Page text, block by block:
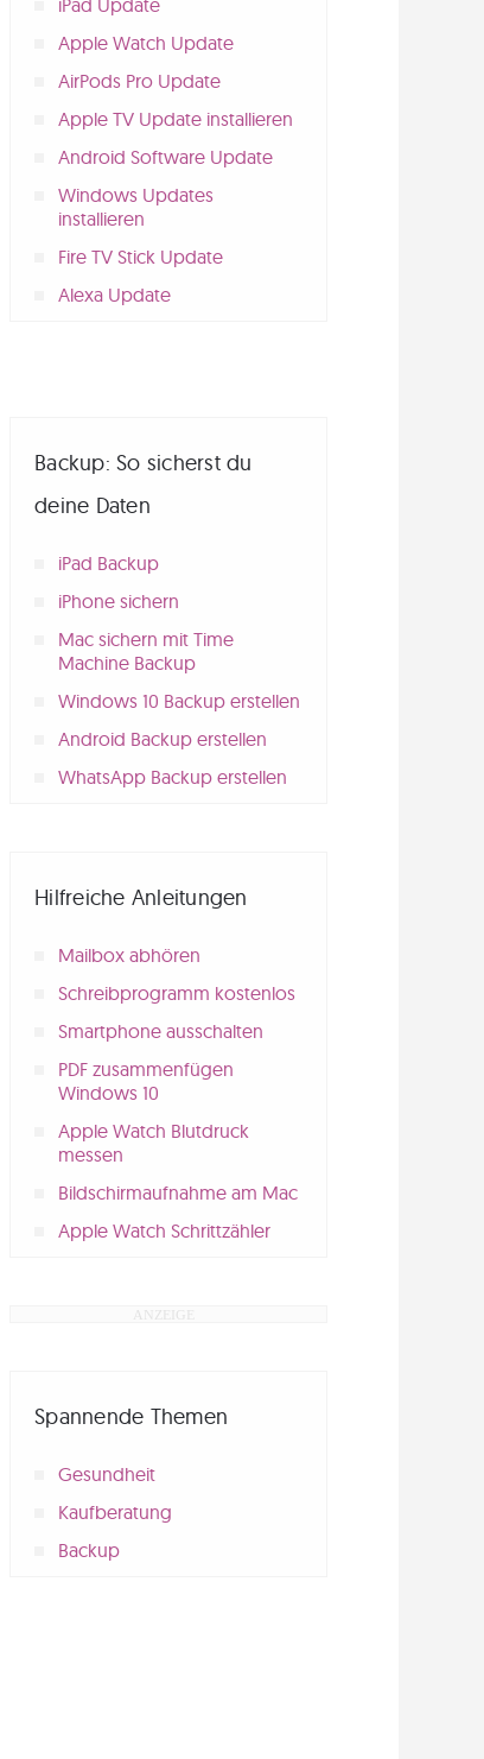
iPad Update
Apple Watch Update
AirPods Pro Update
Apple TV Update installieren
Android Software Update
Windows Updates
installieren
Fire TV Stick Update
Alexa Update
Backup: So sicherst du
deine Daten
iPad Backup
iPhone sichern
Mac sichern mit Time
Machine Backup
Windows 10 Backup erstellen
Android Backup erstellen
WhatsApp Backup erstellen
Hilfreiche Anleitungen
Mailbox abhören
Schreibprogramm kostenlos
Smartphone ausschalten
PDF zusammenfügen
Windows 10
Apple Watch Blutdruck
messen
Bildschirmaufnahme am Mac
Apple Watch Schrittzähler
Spannende Themen
Gesundheit
Kaufberatung
Backup